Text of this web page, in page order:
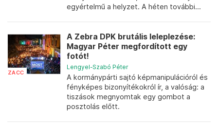
egyértelmű a helyzet. A héten további...
ZACC
A Zebra DPK brutális leleplezése:
Magyar Péter megfordított egy
fotót!
Lengyel-Szabó Péter
A kormánypárti sajtó képmanipulációról és
fényképes bizonyítékokról ír, a valóság: a
tiszások megnyomtak egy gombot a
posztolás előtt.